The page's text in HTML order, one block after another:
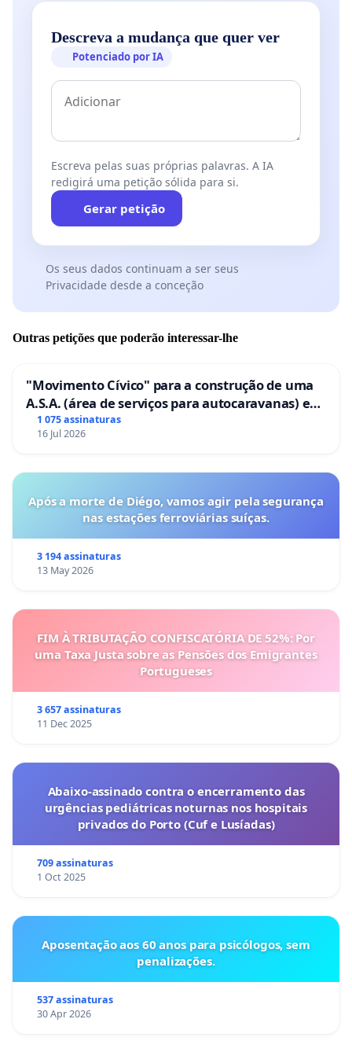
Descreva a mudança que quer ver
Potenciado por IA
Escreva pelas suas próprias palavras. A IA
redigirá uma petição sólida para si.
Gerar petição
Os seus dados continuam a ser seus
Privacidade desde a conceção
Outras petições que poderão interessar-lhe
"Movimento Cívico" para a construção de uma
A.S.A. (área de serviços para autocaravanas) em
Coimbra
1 075 assinaturas
16 Jul 2026
Após a morte de Diégo, vamos agir pela segurança
nas estações ferroviárias suíças.
3 194 assinaturas
13 May 2026
FIM À TRIBUTAÇÃO CONFISCATÓRIA DE 52%: Por
uma Taxa Justa sobre as Pensões dos Emigrantes
Portugueses
3 657 assinaturas
11 Dec 2025
Abaixo-assinado contra o encerramento das
urgências pediátricas noturnas nos hospitais
privados do Porto (Cuf e Lusíadas)
709 assinaturas
1 Oct 2025
Aposentação aos 60 anos para psicólogos, sem
penalizações.
537 assinaturas
30 Apr 2026